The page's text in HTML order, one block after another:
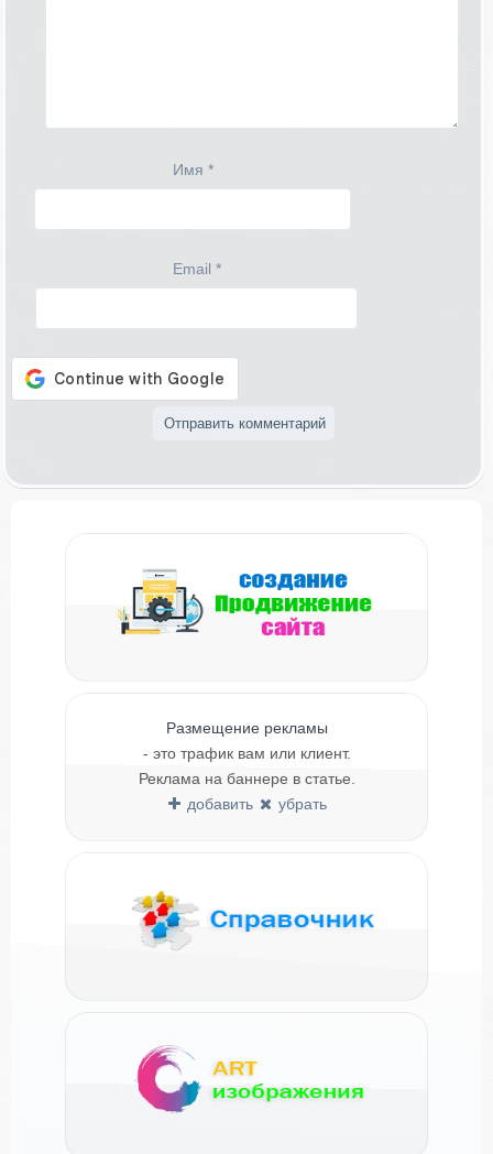
Имя *
Email *
Размещение рекламы
- это трафик вам или клиент.
Реклама на баннере в статье.
добавить
убрать